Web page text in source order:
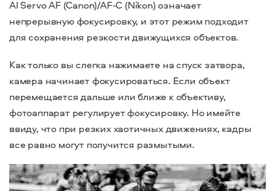
AI Servo AF (Canon)/AF-C (Nikon) означает
непрерывную фокусировку, и этот режим подходит
для сохранения резкости движущихся объектов.
Как только вы слегка нажимаете на спуск затвора,
камера начинает фокусироваться. Если объект
перемещается дальше или ближе к объективу,
фотоаппарат регулирует фокусировку. Но имейте
ввиду, что при резких хаотичных движениях, кадры
все равно могут получится размытыми.